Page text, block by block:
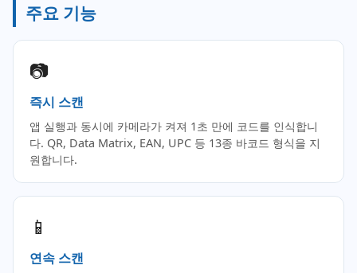
주요 기능
📷
즉시 스캔
앱 실행과 동시에 카메라가 켜져 1초 만에 코드를 인식합니
다. QR, Data Matrix, EAN, UPC 등 13종 바코드 형식을 지
원합니다.
📱
연속 스캔